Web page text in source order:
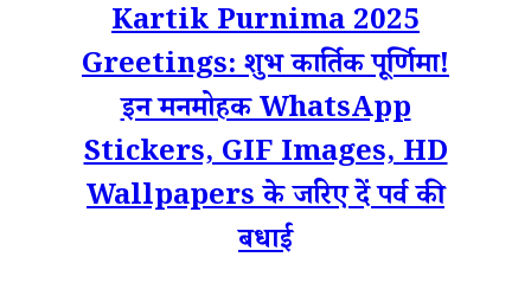
Kartik Purnima 2025
Greetings: शुभ कार्तिक पूर्णिमा!
इन मनमोहक WhatsApp
Stickers, GIF Images, HD
Wallpapers के जरिए दें पर्व की
बधाई